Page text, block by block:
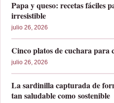
Papa y queso: recetas fáciles
irresistible
julio 26, 2026
Cinco platos de cuchara
julio 26, 2026
La sardinilla capturada de
tan saludable como sostenible